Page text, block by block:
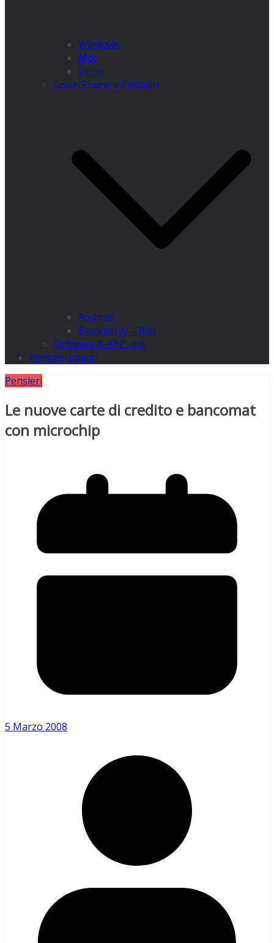
Windows
Mac
Linux
SmartPhone e Cellulari
Android
Blackberry – RIM
Software & APP utili
Pensieri sparsi
Pensieri
Le nuove carte di credito e bancomat
con microchip
5 Marzo 2008